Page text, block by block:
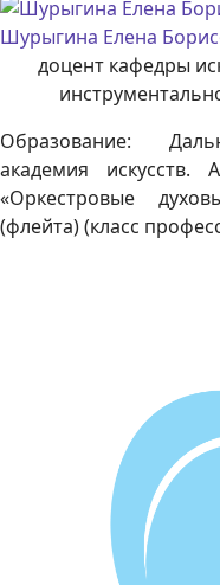
Шурыгина Елена
доцент кафедры
Образование:
академия искусств.
«Оркестровые
(флейта) (класс